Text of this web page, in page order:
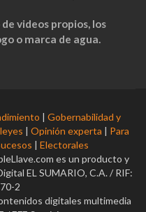
videos propios, los
o marca de agua.
| Gobernabilidad y
| Opinión experta | Para
| Electorales
es un producto y
EL SUMARIO, C.A. / RIF:
2
digitales multimedia